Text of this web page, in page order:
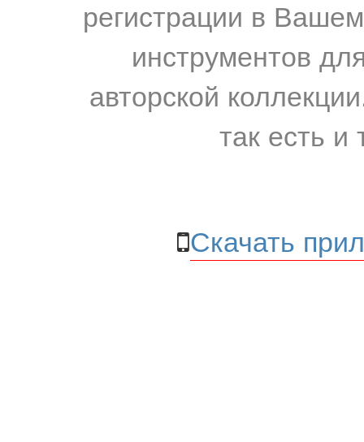
регистрации в
инструментов
авторской
так есть и
Скачать